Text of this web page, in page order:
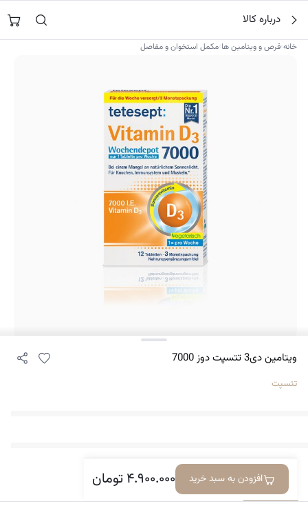
محتوا
جستجو در
درباره کالا
خانه›قرص و ویتامین ها›مکمل استخوان و مفاصل
ویتامین دی3 تتسپت دوز 7000
تتسپت
۴.۹۰۰.۰۰۰تومان افزودن به سبد خریدمعرفی کالا دیدگاه‌ها